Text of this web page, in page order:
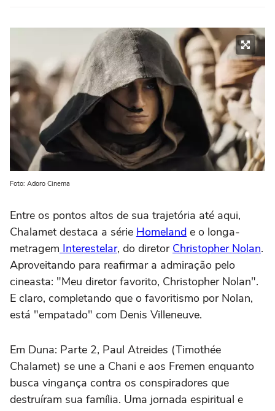
Foto: Adoro Cinema
Entre os pontos altos de sua trajetória até aqui,
Chalamet destaca a série Homeland e o longa-
metragem Interestelar, do diretor Christopher Nolan.
Aproveitando para reafirmar a admiração pelo
cineasta: "Meu diretor favorito, Christopher Nolan".
E claro, completando que o favoritismo por Nolan,
está "empatado" com Denis Villeneuve.
Em Duna: Parte 2, Paul Atreides (Timothée
Chalamet) se une a Chani e aos Fremen enquanto
busca vingança contra os conspiradores que
destruíram sua família. Uma jornada espiritual e